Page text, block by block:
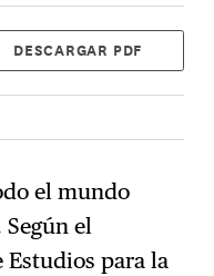
DESCARGAR PDF
el mundo
el
para la